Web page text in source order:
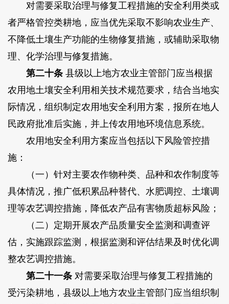
对需要采取治理与修复工程措施的安全利用类或
者严格管控类耕地，应当优先采取不影响农业生产、
不降低土壤生产功能的生物修复措施，或辅助采取物
理、化学治理与修复措施。
第二十条县级以上地方农业主管部门应当根据
农用地土壤安全利用相关技术规范要求，结合当地实
际情况，组织制定农用地安全利用方案，报所在地人
民政府批准后实施，并上传农用地环境信息系统。
农用地安全利用方案应当包括以下风险管控措
施：
（一）针对主要农作物种类、品种和农作制度等
具体情况，推广低积累品种替代、水肥调控、土壤调
理等农艺调控措施，降低农产品有害物质超标风险；
（二）定期开展农产品质量安全监测和调查评
估，实施跟踪监测，根据监测和评估结果及时优化调
整农艺调控措施。
第二十一条对需要采取治理与修复工程措施的
受污染耕地，县级以上地方农业主管部门应当组织制